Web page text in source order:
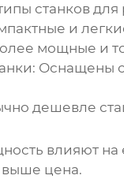
станков
и
мощные и
: Оснащены
дешевле
влияют
цена.